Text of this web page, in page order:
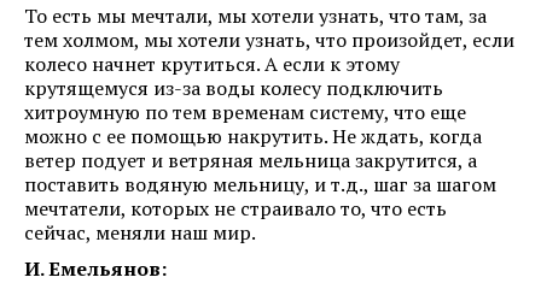
То есть мы мечтали, мы хотели узнать, что там, за
тем холмом, мы хотели узнать, что произойдет, если
колесо начнет крутиться. А если к этому
крутящемуся из-за воды колесу подключить
хитроумную по тем временам систему, что еще
можно с ее помощью накрутить. Не ждать, когда
ветер подует и ветряная мельница закрутится, а
поставить водяную мельницу, и т.д., шаг за шагом
мечтатели, которых не страивало то, что есть
сейчас, меняли наш мир.
И. Емельянов: